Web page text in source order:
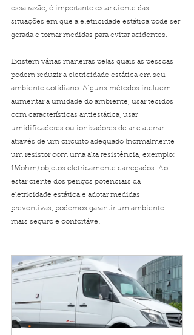
essa razão, é importante estar ciente das
situações em que a eletricidade estática pode ser
gerada e tomar medidas para evitar acidentes.
Existem várias maneiras pelas quais as pessoas
podem reduzir a eletricidade estática em seu
ambiente cotidiano. Alguns métodos incluem
aumentar a umidade do ambiente, usar tecidos
com características antiestática, usar
umidificadores ou ionizadores de ar e aterrar
através de um circuito adequado (normalmente
um resistor com uma alta resistência, exemplo:
1Mohm) objetos eletricamente carregados. Ao
estar ciente dos perigos potenciais da
eletricidade estática e adotar medidas
preventivas, podemos garantir um ambiente
mais seguro e confortável.